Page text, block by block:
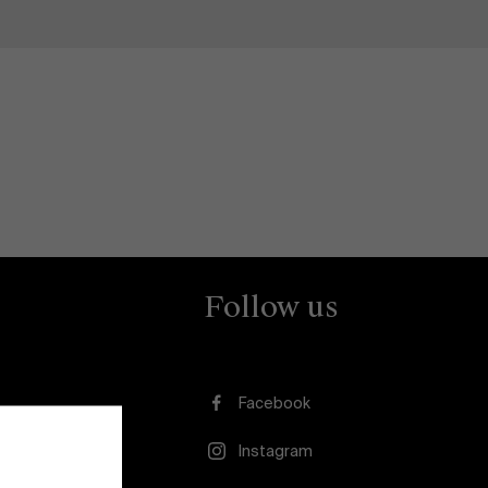
Follow us
Facebook
Instagram